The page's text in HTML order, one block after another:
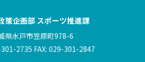
策企画部 スポーツ推進課
県水戸市笠原町978-6
2735 FAX: 029-301-2847